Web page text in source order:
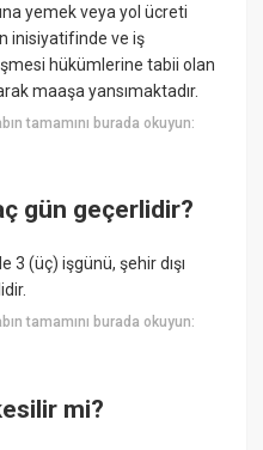
yemek veya yol ücreti
inisiyatifinde ve iş
hükümlerine tabii olan
maaşa yansımaktadır.
tamamını burada okuyun:
gün geçerlidir?
3 (üç) işgünü, şehir dışı
tamamını burada okuyun:
mi?